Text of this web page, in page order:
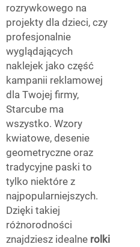
rozrywkowego na
projekty dla dzieci, czy
profesjonalnie
wyglądających
naklejek jako część
kampanii reklamowej
dla Twojej firmy,
Starcube ma
wszystko. Wzory
kwiatowe, desenie
geometryczne oraz
tradycyjne paski to
tylko niektóre z
najpopularniejszych.
Dzięki takiej
różnorodności
znajdziesz idealne rolki